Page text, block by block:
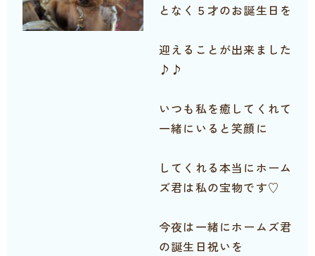
となく５才のお誕生日を
迎えることが出来ました
♪♪
いつも私を癒してくれて
一緒にいると笑顔に
してくれる本当にホーム
ズ君は私の宝物です♡
今夜は一緒にホームズ君
の誕生日祝いを